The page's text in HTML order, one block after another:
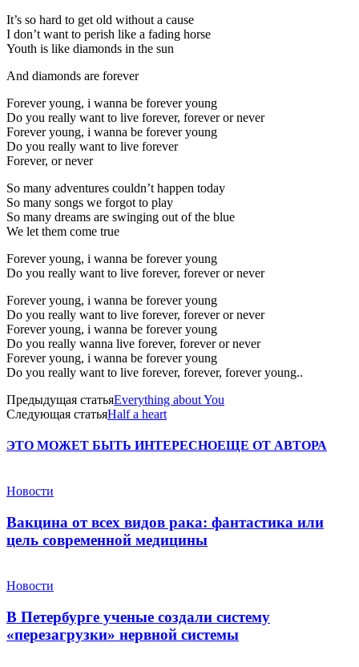
It’s so hard to get old without a cause
I don’t want to perish like a fading horse
Youth is like diamonds in the sun
And diamonds are forever
Forever young, i wanna be forever young
Do you really want to live forever, forever or never
Forever young, i wanna be forever young
Do you really want to live forever
Forever, or never
So many adventures couldn’t happen today
So many songs we forgot to play
So many dreams are swinging out of the blue
We let them come true
Forever young, i wanna be forever young
Do you really want to live forever, forever or never
Forever young, i wanna be forever young
Do you really want to live forever, forever or never
Forever young, i wanna be forever young
Do you really wanna live forever, forever or never
Forever young, i wanna be forever young
Do you really want to live forever, forever, forever young..
Предыдущая статьяEverything about You
Следующая статьяHalf a heart
ЭТО МОЖЕТ БЫТЬ ИНТЕРЕСНОЕЩЕ ОТ АВТОРА
Новости
Вакцина от всех видов рака: фантастика или
цель современной медицины
Новости
В Петербурге ученые создали систему
«перезагрузки» нервной системы